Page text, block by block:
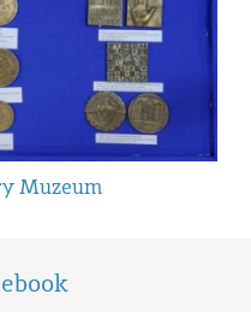
Muzeum